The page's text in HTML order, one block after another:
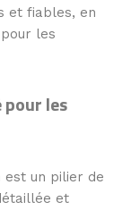
et fiables, en
les
pour les
est un pilier de
et